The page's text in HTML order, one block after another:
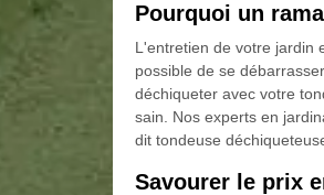
Pourquoi un
L'entretien de votre jardin
possible de se
déchiqueter avec votre
sain. Nos experts en
dit tondeuse
Savourer le prix